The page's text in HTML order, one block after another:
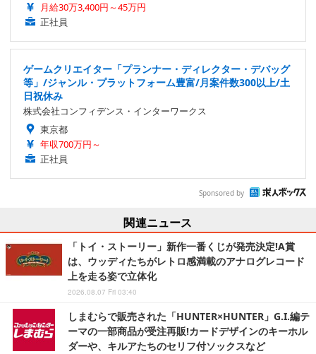
月給30万3,400円～45万円
正社員
ゲームクリエイター「プランナー・ディレクター・デバッグ
等」/ジャンル・プラットフォーム豊富/月案件数300以上/土
日祝休み
株式会社コンフィデンス・インターワークス
東京都
年収700万円～
正社員
Sponsored by
関連ニュース
「トイ・ストーリー」新作一番くじが発売決定!A賞
は、ウッディたちがレトロ感満載のアナログレコード
上を走る姿で立体化
2026.08.07 Fri 03:40
しまむらで販売された「HUNTER×HUNTER」G.I.編テ
ーマの一部商品が受注再販!カードデザインのキーホル
ダーや、キルアたちのセリフ付ソックスなど